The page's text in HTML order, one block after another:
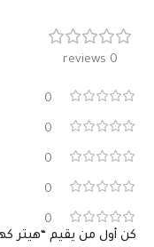
0 reviews
0
0
0
0
0
كن أول من يقيم “هيتر كهربائي